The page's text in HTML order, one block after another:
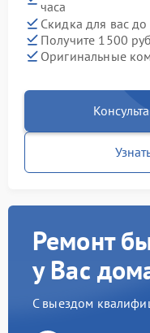
часа
Скидка для вас до
Получите 1500
Оригинальные
Ремонт
у Вас
С выездом